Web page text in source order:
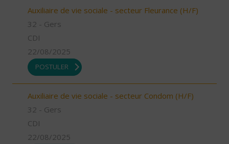
Auxiliaire de vie sociale - secteur Fleurance (H/F)
32 - Gers
CDI
22/08/2025
POSTULER
Auxiliaire de vie sociale - secteur Condom (H/F)
32 - Gers
CDI
22/08/2025